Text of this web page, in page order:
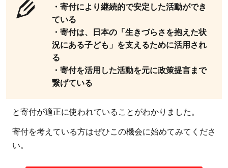
・寄付により継続的で安定した活動ができ
ている
・寄付は、日本の「生きづらさを抱えた状
況にある子ども」を支えるために活用され
る
・寄付を活用した活動を元に政策提言まで
繋げている
と寄付が適正に使われていることがわかりました。
寄付を考えている方はぜひこの機会に始めてみてくださ
い。